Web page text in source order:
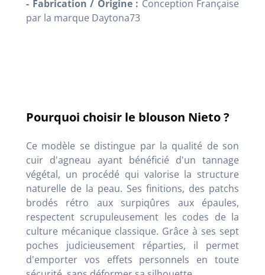
- Fabrication / Origine : Conception Française
par la marque Daytona73
Pourquoi choisir le blouson Nieto ?
Ce modèle se distingue par la qualité de son
cuir d'agneau ayant bénéficié d'un tannage
végétal, un procédé qui valorise la structure
naturelle de la peau. Ses finitions, des patchs
brodés rétro aux surpiqûres aux épaules,
respectent scrupuleusement les codes de la
culture mécanique classique. Grâce à ses sept
poches judicieusement réparties, il permet
d'emporter vos effets personnels en toute